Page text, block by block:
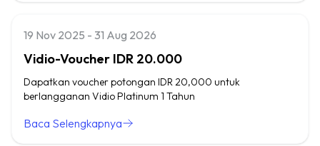
19 Nov 2025 - 31 Aug 2026
Vidio-Voucher IDR 20.000
Dapatkan voucher potongan IDR 20,000 untuk
berlangganan Vidio Platinum 1 Tahun
Baca Selengkapnya